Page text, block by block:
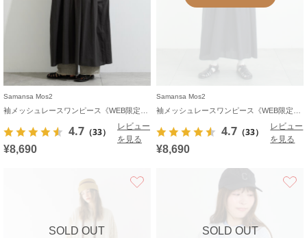
Samansa Mos2
4.7 （33）
レビュー
を見る
¥8,690
Samansa Mos2
4.7 （33）
レビュー
を見る
¥8,690
SOLD OUT SOLD OUT